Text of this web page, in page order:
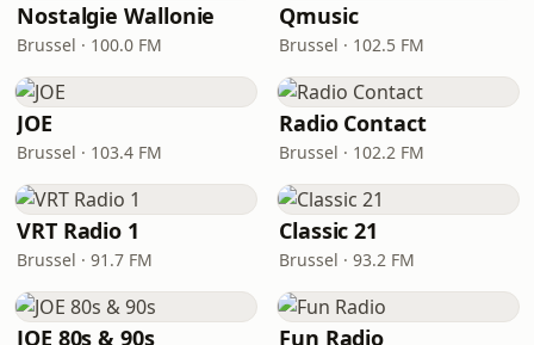
Nostalgie Wallonie
Brussel · 100.0 FM
Qmusic
Brussel · 102.5 FM
JOE
Brussel · 103.4 FM
Radio Contact
Brussel · 102.2 FM
VRT Radio 1
Brussel · 91.7 FM
Classic 21
Brussel · 93.2 FM
JOE 80s & 90s Fun Radio